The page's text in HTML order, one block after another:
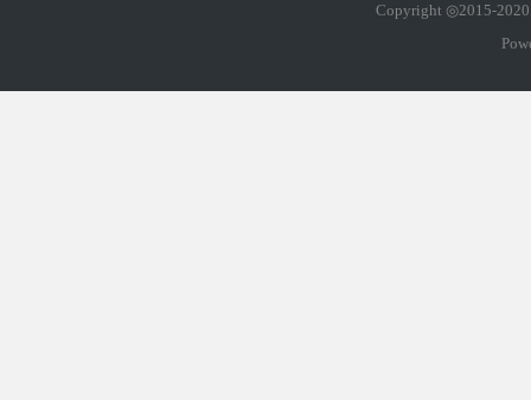
Copyright ◎2015-